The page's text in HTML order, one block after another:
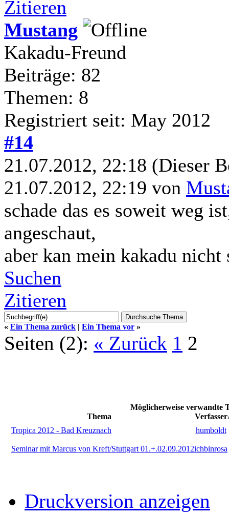
Zitieren
Mustang
Kakadu-Freund
Beiträge: 82
Themen: 8
Registriert seit: May 2012
#14
21.07.2012, 22:18 (Dieser
21.07.2012, 22:19 von
schade das es soweit weg
angeschaut,
aber kan mein kakadu nicht
Suchen
Zitieren
« Ein Thema zurück | Ein Thema vor »
Seiten (2): « Zurück 1 2
Möglicherweise verwandte
Thema
Verfasser
Tropica 2012 - Bad Kreuznach
humboldt
Seminar mit Marcus von Kreft/Stuttgart 01.+.02.09.2012ichbinrosa
Druckversion anzeigen